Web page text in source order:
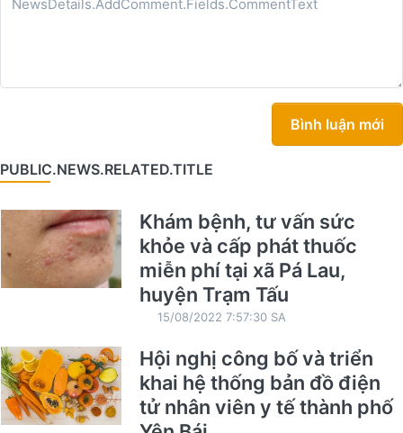
Bình luận mới
PUBLIC.NEWS.RELATED.TITLE
Khám bệnh, tư vấn sức
khỏe và cấp phát thuốc
miễn phí tại xã Pá Lau,
huyện Trạm Tấu
15/08/2022 7:57:30 SA
Hội nghị công bố và triển
khai hệ thống bản đồ điện
tử nhân viên y tế thành phố